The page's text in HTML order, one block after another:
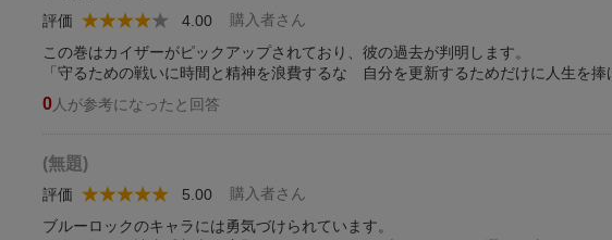
購入者さん
評価 4.00
この巻はカイザーがピックアップされており、彼の過去が判明します。
「守るための戦いに時間と精神を浪費するな 自分を更新するためだけに人生を捧
0 人が参考になったと回答
(無題)
購入者さん
評価 5.00
ブルーロックのキャラには勇気づけられています。